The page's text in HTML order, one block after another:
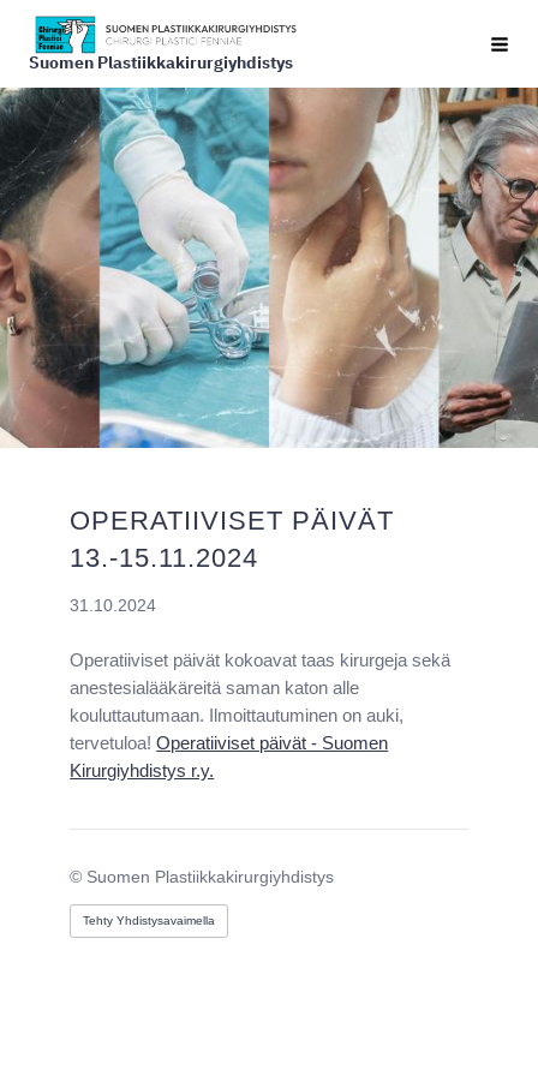
Siirry
sivun
Suomen Plastiikkakirurgiyhdistys
OPERATIIVISET PÄIVÄT
13.-15.11.2024
31.10.2024
Operatiiviset päivät kokoavat taas kirurgeja sekä
anestesialääkäreitä saman katon alle
kouluttautumaan. Ilmoittautuminen on auki,
tervetuloa!Operatiiviset päivät - Suomen
Kirurgiyhdistys r.y.
© Suomen Plastiikkakirurgiyhdistys
Tehty Yhdistysavaimella